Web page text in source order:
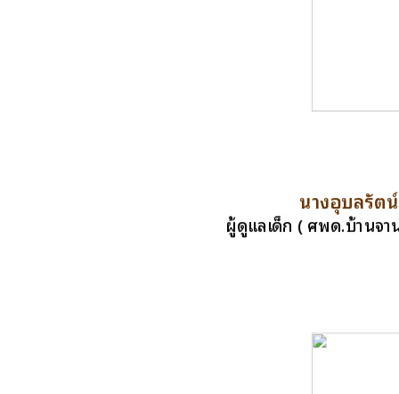
นางอุบลรัต
ผู้ดูแลเด็ก ( ศพด.บ้านจ